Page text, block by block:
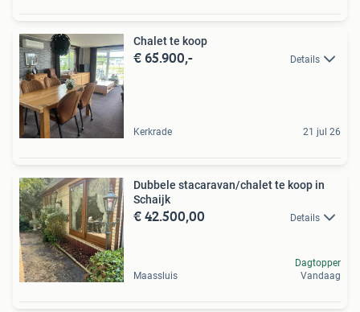
Chalet te koop
€ 65.900,- Details
Kerkrade 21 jul 26
Dubbele stacaravan/chalet te koop in
Schaijk
€ 42.500,00 Details
Maassluis
Dagtopper
Vandaag